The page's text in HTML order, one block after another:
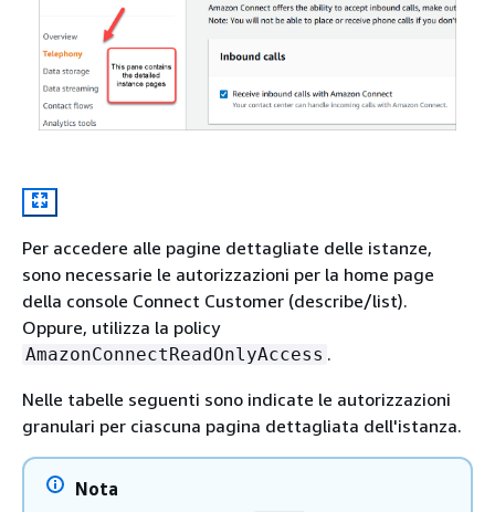
Per accedere alle pagine dettagliate delle istanze,
sono necessarie le autorizzazioni per la home page
della console Connect Customer (describe/list).
Oppure, utilizza la policy
AmazonConnectReadOnlyAccess .
Nelle tabelle seguenti sono indicate le autorizzazioni
granulari per ciascuna pagina dettagliata dell'istanza.
Nota